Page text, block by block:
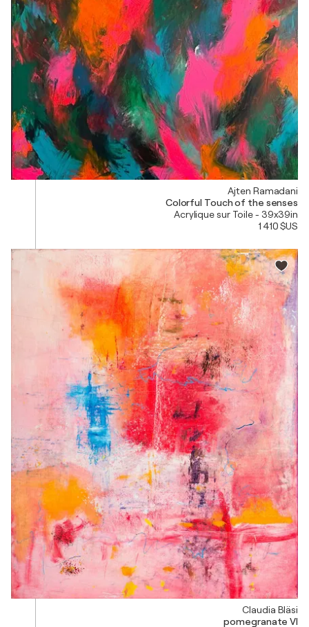
Ajten Ramadani
Colorful Touch of the senses
Acrylique sur Toile - 39x39in
1 410 $US
Claudia Bläsi
pomegranate VI